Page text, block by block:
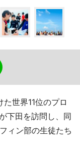
世界11位のプロ
下田を訪問し、同
ィン部の生徒たち